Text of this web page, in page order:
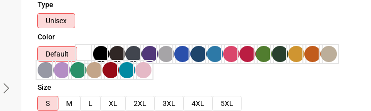
Type
Unisex
Color
Default
Size
S
M L XL 2XL 3XL 4XL
5XL